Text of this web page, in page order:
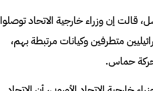
قالت إن وزراء خارجية الاتحاد توصلوا
متطرفين وكيانات مرتبطة بهم،
حماس.